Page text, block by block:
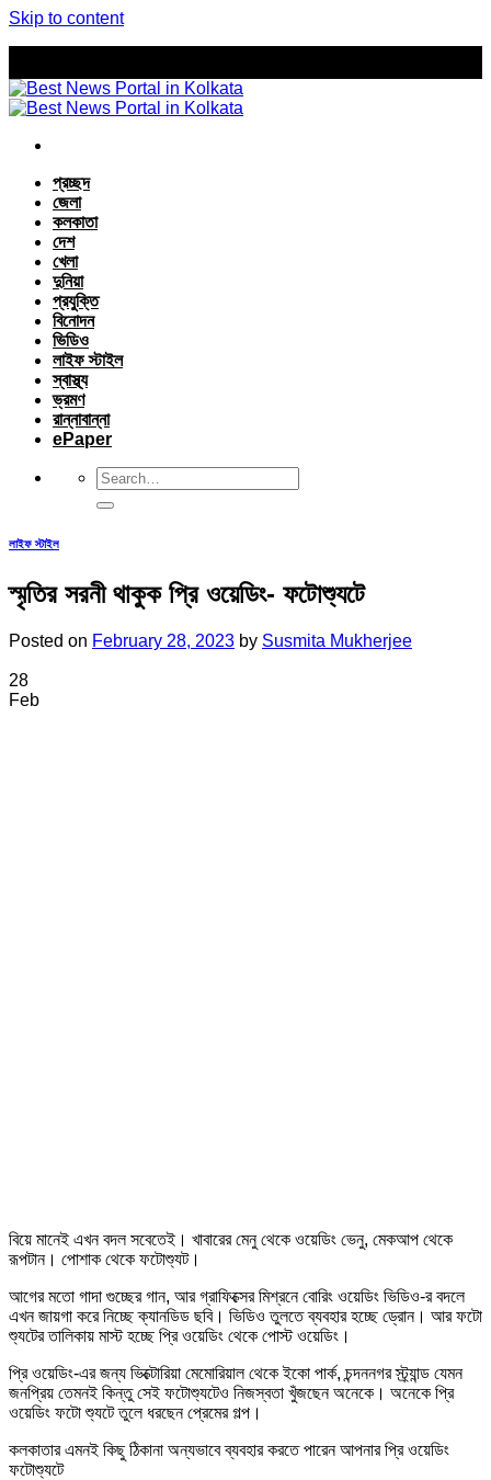
Skip to content
প্রচ্ছদ
জেলা
কলকাতা
দেশ
খেলা
দুনিয়া
প্রযুক্তি
বিনোদন
ভিডিও
লাইফ স্টাইল
স্বাস্থ্য
ভ্রমণ
রান্নাবান্না
ePaper
লাইফ স্টাইল
স্মৃতির সরনী থাকুক প্রি ওয়েডিং- ফটোশ্যুটে
Posted on February 28, 2023 by Susmita Mukherjee
28
Feb
বিয়ে মানেই এখন বদল সবেতেই। খাবারের মেনু থেকে ওয়েডিং ভেনু, মেকআপ থেকে
রূপটান। পোশাক থেকে ফটোশ্যুট।
আগের মতো গাদা গুচ্ছের গান, আর গ্রাফিক্সের মিশ্রনে বোরিং ওয়েডিং ভিডিও-র বদলে
এখন জায়গা করে নিচ্ছে ক্যানডিড ছবি। ভিডিও তুলতে ব্যবহার হচ্ছে ড্রোন। আর ফটো
শ্যুটের তালিকায় মাস্ট হচ্ছে প্রি ওয়েডিং থেকে পোস্ট ওয়েডিং।
প্রি ওয়েডিং-এর জন্য ভিক্টোরিয়া মেমোরিয়াল থেকে ইকো পার্ক, চন্দননগর স্ট্র্যান্ড যেমন
জনপ্রিয় তেমনই কিন্তু সেই ফটোশ্যুটেও নিজস্বতা খুঁজছেন অনেকে। অনেকে প্রি
ওয়েডিং ফটো শ্যুটে তুলে ধরছেন প্রেমের গল্প।
কলকাতার এমনই কিছু ঠিকানা অন্যভাবে ব্যবহার করতে পারেন আপনার প্রি ওয়েডিং
ফটোশ্যুটে